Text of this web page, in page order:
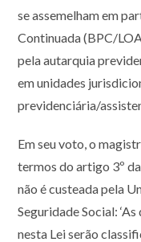
se assemelham em
Continuada (BPC/
pela autarquia
em unidades
previdenciária/
Em seu voto, o
termos do artigo 3º
não é custeada pela
Seguridade Social:
nesta Lei serão